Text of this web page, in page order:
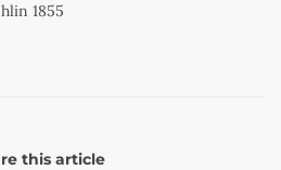
1855
this article